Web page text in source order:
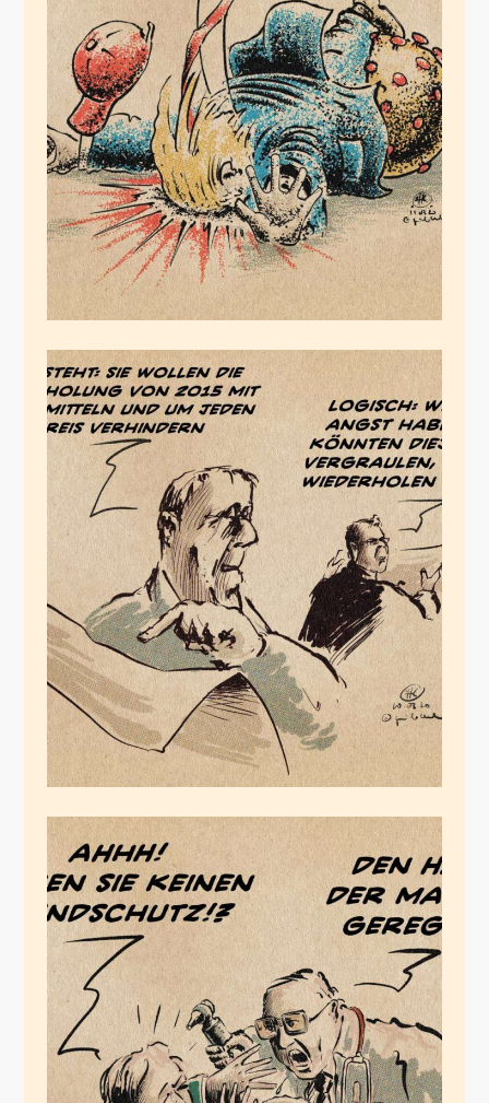
Coronation
März 11, 2020
2015/1933
März 10, 2020
Marktgeregelt
März 10, 2020